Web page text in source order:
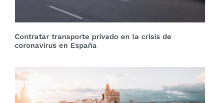
Contratar transporte privado en la crisis de
coronavirus en España